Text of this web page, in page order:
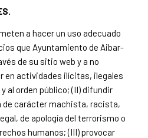
a hacer un uso adecuado
que Ayuntamiento de Aibar-
de su sitio web y a no
en actividades ilícitas, ilegales
al orden público; (II) difundir
de carácter machista, racista,
de apología del terrorismo o
humanos; (III) provocar